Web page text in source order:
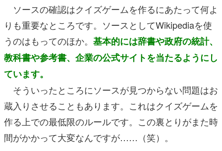
ソースの確認はクイズゲームを作るにあたって何よ
りも重要なところです。ソースとしてWikipediaを使
うのはもってのほか。 基本的には辞書や政府の統計、
教科書や参考書、企業の公式サイトを当たるようにし
ています。
そういったところにソースが見つからない問題はお
蔵入りさせることもあります。これはクイズゲームを
作る上での最低限のルールです。この裏とりがまた時
間がかかって大変なんですが……（笑）。